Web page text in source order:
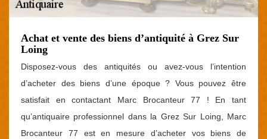
Achat et vente des biens d’antiquité à Grez Sur
Loing
Disposez-vous des antiquités ou avez-vous l’intention
d’acheter des biens d’une époque ? Vous pouvez être
satisfait en contactant Marc Brocanteur 77 ! En tant
qu’antiquaire professionnel dans la Grez Sur Loing, Marc
Brocanteur 77 est en mesure d’acheter vos biens de